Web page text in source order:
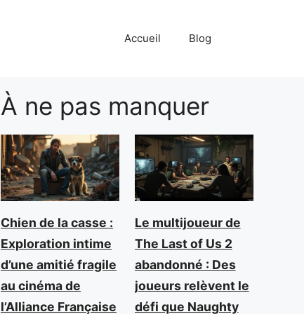
Accueil Blog
À ne pas manquer
Chien de la casse :
Exploration intime
d’une amitié fragile
au cinéma de
l’Alliance Française
Le multijoueur de
The Last of Us 2
abandonné : Des
joueurs relèvent le
défi que Naughty